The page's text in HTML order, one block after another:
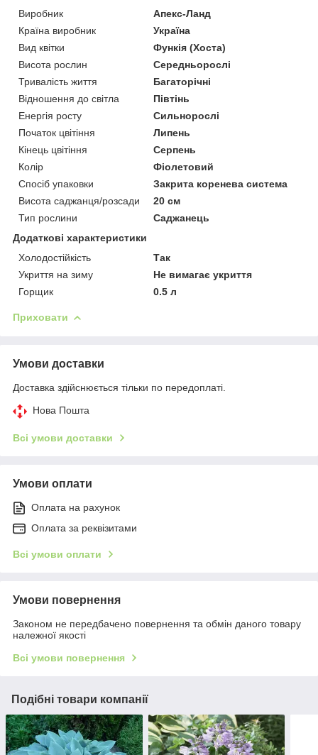
Виробник
Апекс-Ланд
Країна виробник
Україна
Вид квітки
Функія (Хоста)
Висота рослин
Середньорослі
Тривалість життя
Багаторічні
Відношення до світла
Півтінь
Енергія росту
Сильнорослі
Початок цвітіння
Липень
Кінець цвітіння
Серпень
Колір
Фіолетовий
Спосіб упаковки
Закрита коренева система
Висота саджанця/розсади
20 см
Тип рослини
Саджанець
Додаткові характеристики
Холодостійкість
Так
Укриття на зиму
Не вимагає укриття
Горщик
0.5 л
Приховати
Умови доставки
Доставка здійснюється тільки по передоплаті.
Нова Пошта
Всі умови доставки
Умови оплати
Оплата на рахунок
Оплата за реквізитами
Всі умови оплати
Умови повернення
Законом не передбачено повернення та обмін даного товару
належної якості
Всі умови повернення
Подібні товари компанії